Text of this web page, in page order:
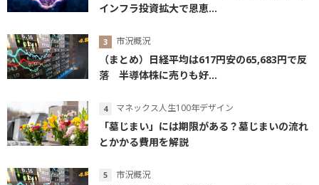
インフラ投資拡大で恩恵...
市況概況
（まとめ）日経平均は617円安の65,683円で反
落 半導体株に売りも好...
マネックス人生100年デザイン
「墓じまい」には期限がある？墓じまいの流れ
とかかる費用を解説
市況概況